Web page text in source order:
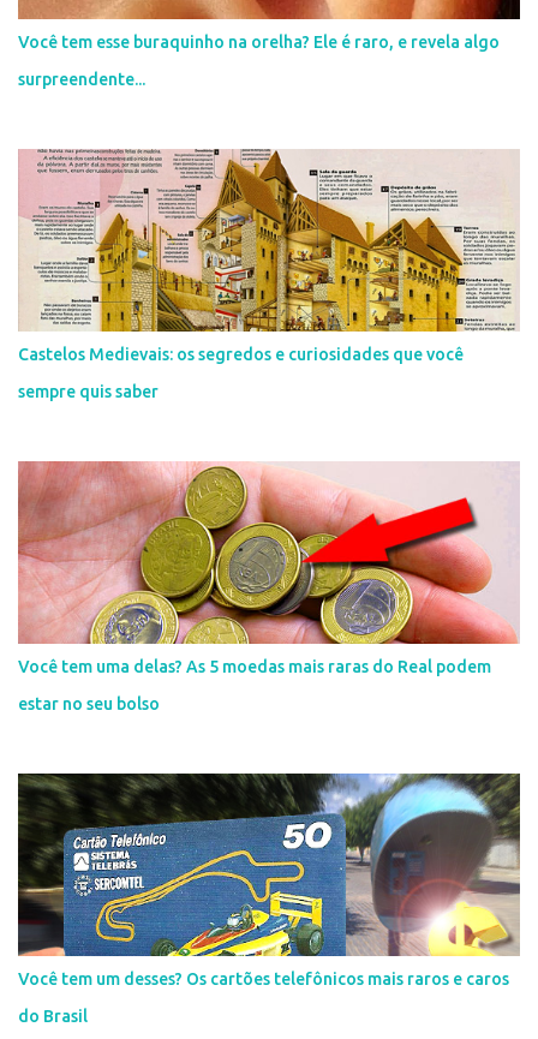
Você tem esse buraquinho na orelha? Ele é raro, e revela algo
surpreendente...
Castelos Medievais: os segredos e curiosidades que você
sempre quis saber
Você tem uma delas? As 5 moedas mais raras do Real podem
estar no seu bolso
Você tem um desses? Os cartões telefônicos mais raros e caros
do Brasil